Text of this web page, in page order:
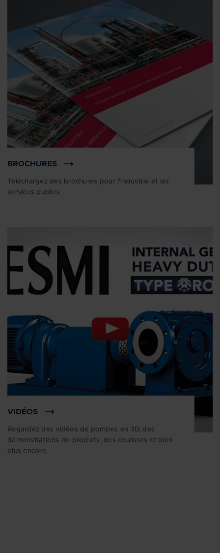
BROCHURES
Téléchargez des brochures pour l'industrie et les
services publics
VIDÉOS
Regardez des vidéos de pompes en 3D, des
démonstrations de produits, des coulisses et bien
plus encore.